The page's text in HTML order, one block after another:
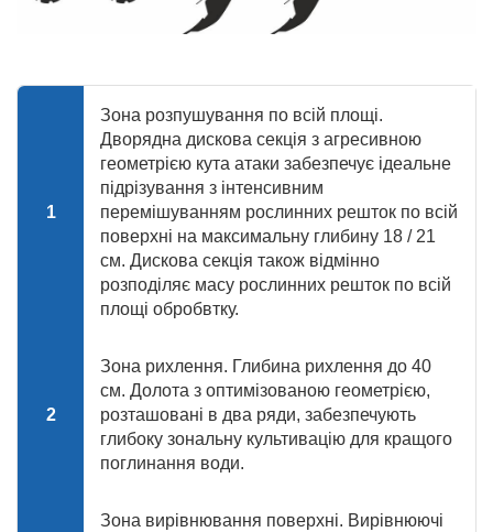
1
Зона розпушування по всій площі.
Дворядна дискова секція з агресивною
геометрією кута атаки забезпечує ідеальне
підрізування з інтенсивним
перемішуванням рослинних решток по всій
поверхні на максимальну глибину 18 / 21
см. Дискова секція також відмінно
розподіляє масу рослинних решток по всій
площі обробвтку.
2
Зона рихлення. Глибина рихлення до 40
см. Долота з оптимізованою геометрією,
розташовані в два ряди, забезпечують
глибоку зональну культивацію для кращого
поглинання води.
Зона вирівнювання поверхні. Вирівнюючі